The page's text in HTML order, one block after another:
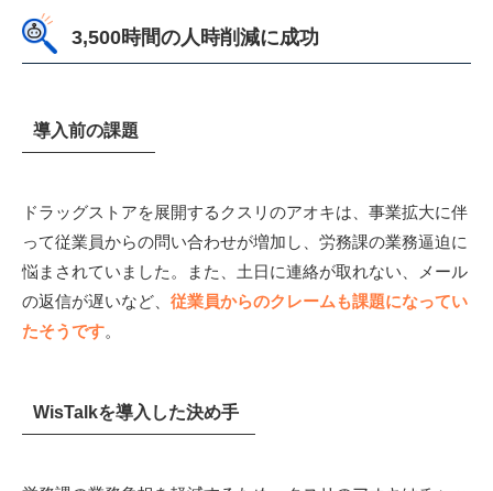
3,500時間の人時削減に成功
導入前の課題
ドラッグストアを展開するクスリのアオキは、事業拡大に伴
って従業員からの問い合わせが増加し、労務課の業務逼迫に
悩まされていました。また、土日に連絡が取れない、メール
の返信が遅いなど、 従業員からのクレームも課題になってい
たそうです。
WisTalkを導入した決め手